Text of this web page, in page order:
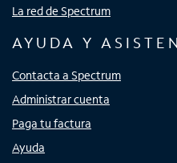
La red de Spectrum
AYUDA Y
Contacta a Spectrum
Administrar cuenta
Paga tu factura
Ayuda